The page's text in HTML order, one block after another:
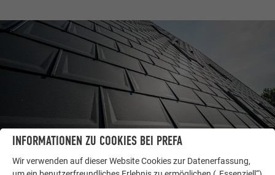
INFORMATIONEN ZU COOKIES BEI PREFA
Wir verwenden auf dieser Website Cookies zur Datenerfassung,